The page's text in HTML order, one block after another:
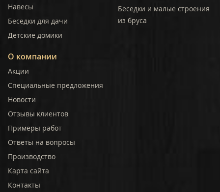
Навесы
Беседки для дачи
Детские домики
Беседки и малые строения
из бруса
О компании
Акции
Специальные предложения
Новости
Отзывы клиентов
Примеры работ
Ответы на вопросы
Производство
Карта сайта
Контакты